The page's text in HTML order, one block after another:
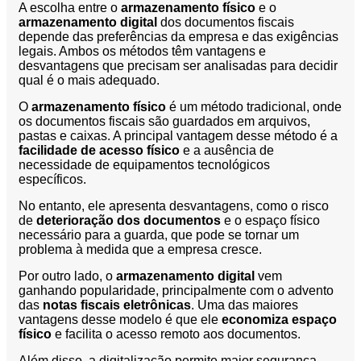
A escolha entre o armazenamento físico e o
armazenamento digital dos documentos fiscais
depende das preferências da empresa e das exigências
legais. Ambos os métodos têm vantagens e
desvantagens que precisam ser analisadas para decidir
qual é o mais adequado.
O armazenamento físico é um método tradicional, onde
os documentos fiscais são guardados em arquivos,
pastas e caixas. A principal vantagem desse método é a
facilidade de acesso físico e a ausência de
necessidade de equipamentos tecnológicos
específicos.
No entanto, ele apresenta desvantagens, como o risco
de deterioração dos documentos e o espaço físico
necessário para a guarda, que pode se tornar um
problema à medida que a empresa cresce.
Por outro lado, o armazenamento digital vem
ganhando popularidade, principalmente com o advento
das notas fiscais eletrônicas. Uma das maiores
vantagens desse modelo é que ele economiza espaço
físico e facilita o acesso remoto aos documentos.